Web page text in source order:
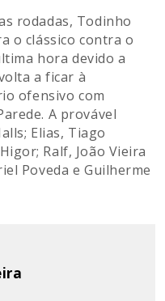
rodadas, Todinho
o clássico contra o
hora devido a
a ficar à
ofensivo com
A provável
Elias, Tiago
Ralf, João Vieira
Poveda e Guilherme